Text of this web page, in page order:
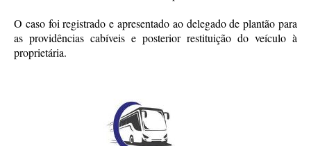
O caso foi registrado e apresentado ao delegado de plantão para
as providências cabíveis e posterior restituição do veículo à
proprietária.